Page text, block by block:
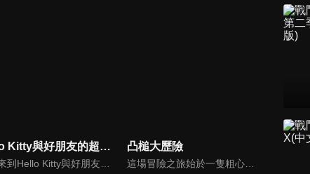
Hello Kitty與好朋友的超可愛大冒險S4(中文版) 凸槌大歷險
這場冒險之旅始於一隻粗心的送子鳥，不小心把寶寶送到錯的人家。他把熊貓家跟熊家的地址搞混了！而這隻凡事追求正確的熊，決定要規劃一場冒險，把熊貓寶寶送回父母身邊。漫長的旅行路上，他們遇見愛講話的鵜鶘、膽小的野狼以及生性浪漫的老虎，通過許多危險和難關，最後成功把熊貓寶寶送回父母身邊！